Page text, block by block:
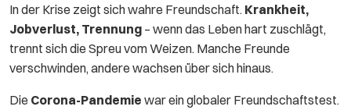
In der Krise zeigt sich wahre Freundschaft. Krankheit,
Jobverlust, Trennung – wenn das Leben hart zuschlägt,
trennt sich die Spreu vom Weizen. Manche Freunde
verschwinden, andere wachsen über sich hinaus.
Die Corona-Pandemie war ein globaler Freundschaftstest.